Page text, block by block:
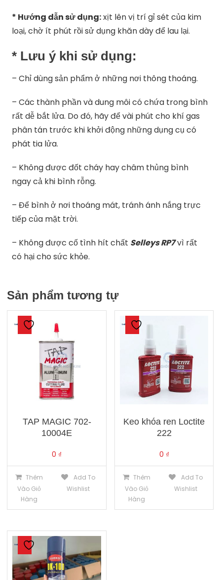
* Hướng dẫn sử dụng:xịt lên vị trí gỉ sét của kim
loại, chờ ít phút rồi sử dụng khăn dày để lau lại.
* Lưu ý khi sử dụng:
– Chỉ dùng sản phẩm ở những nơi thông thoáng.
– Các thành phần và dung môi có chứa trong bình
rất dễ bắt lửa. Do đó, hãy để vài phút cho khí gas
phân tán trước khi khởi động những dụng cụ có
phát tia lửa.
– Không được đốt cháy hay châm thủng bình
ngay cả khi bình rỗng.
– Để bình ở nơi thoáng mát, tránh ánh nắng trực
tiếp của mặt trời.
– Không được cố tình hít chất Selleys RP7vì rất
có hại cho sức khỏe.
Sản phẩm tương tự
TAP MAGIC 702-
10004E
0 ₫
Thêm
Vào Giỏ
Hàng
Add To
Wishlist
Keo khóa ren Loctite
222
0 ₫
Thêm
Vào Giỏ
Hàng
Add To
Wishlist